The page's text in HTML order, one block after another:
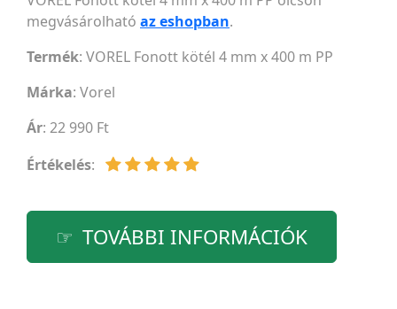
megvásárolható az eshopban.
Termék: VOREL Fonott kötél 4 mm x 400 m PP
Márka: Vorel
Ár: 22 990 Ft
Értékelés:
TOVÁBBI INFORMÁCIÓK